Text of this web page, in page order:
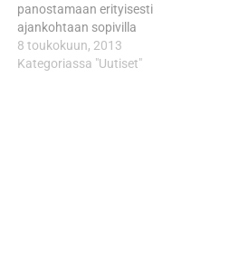
panostamaan erityisesti
ajankohtaan sopivilla
erikoistarjouksilla.
arjouksessa on mm. monia
8 toukokuun, 2013
Kategoriassa "Uutiset"